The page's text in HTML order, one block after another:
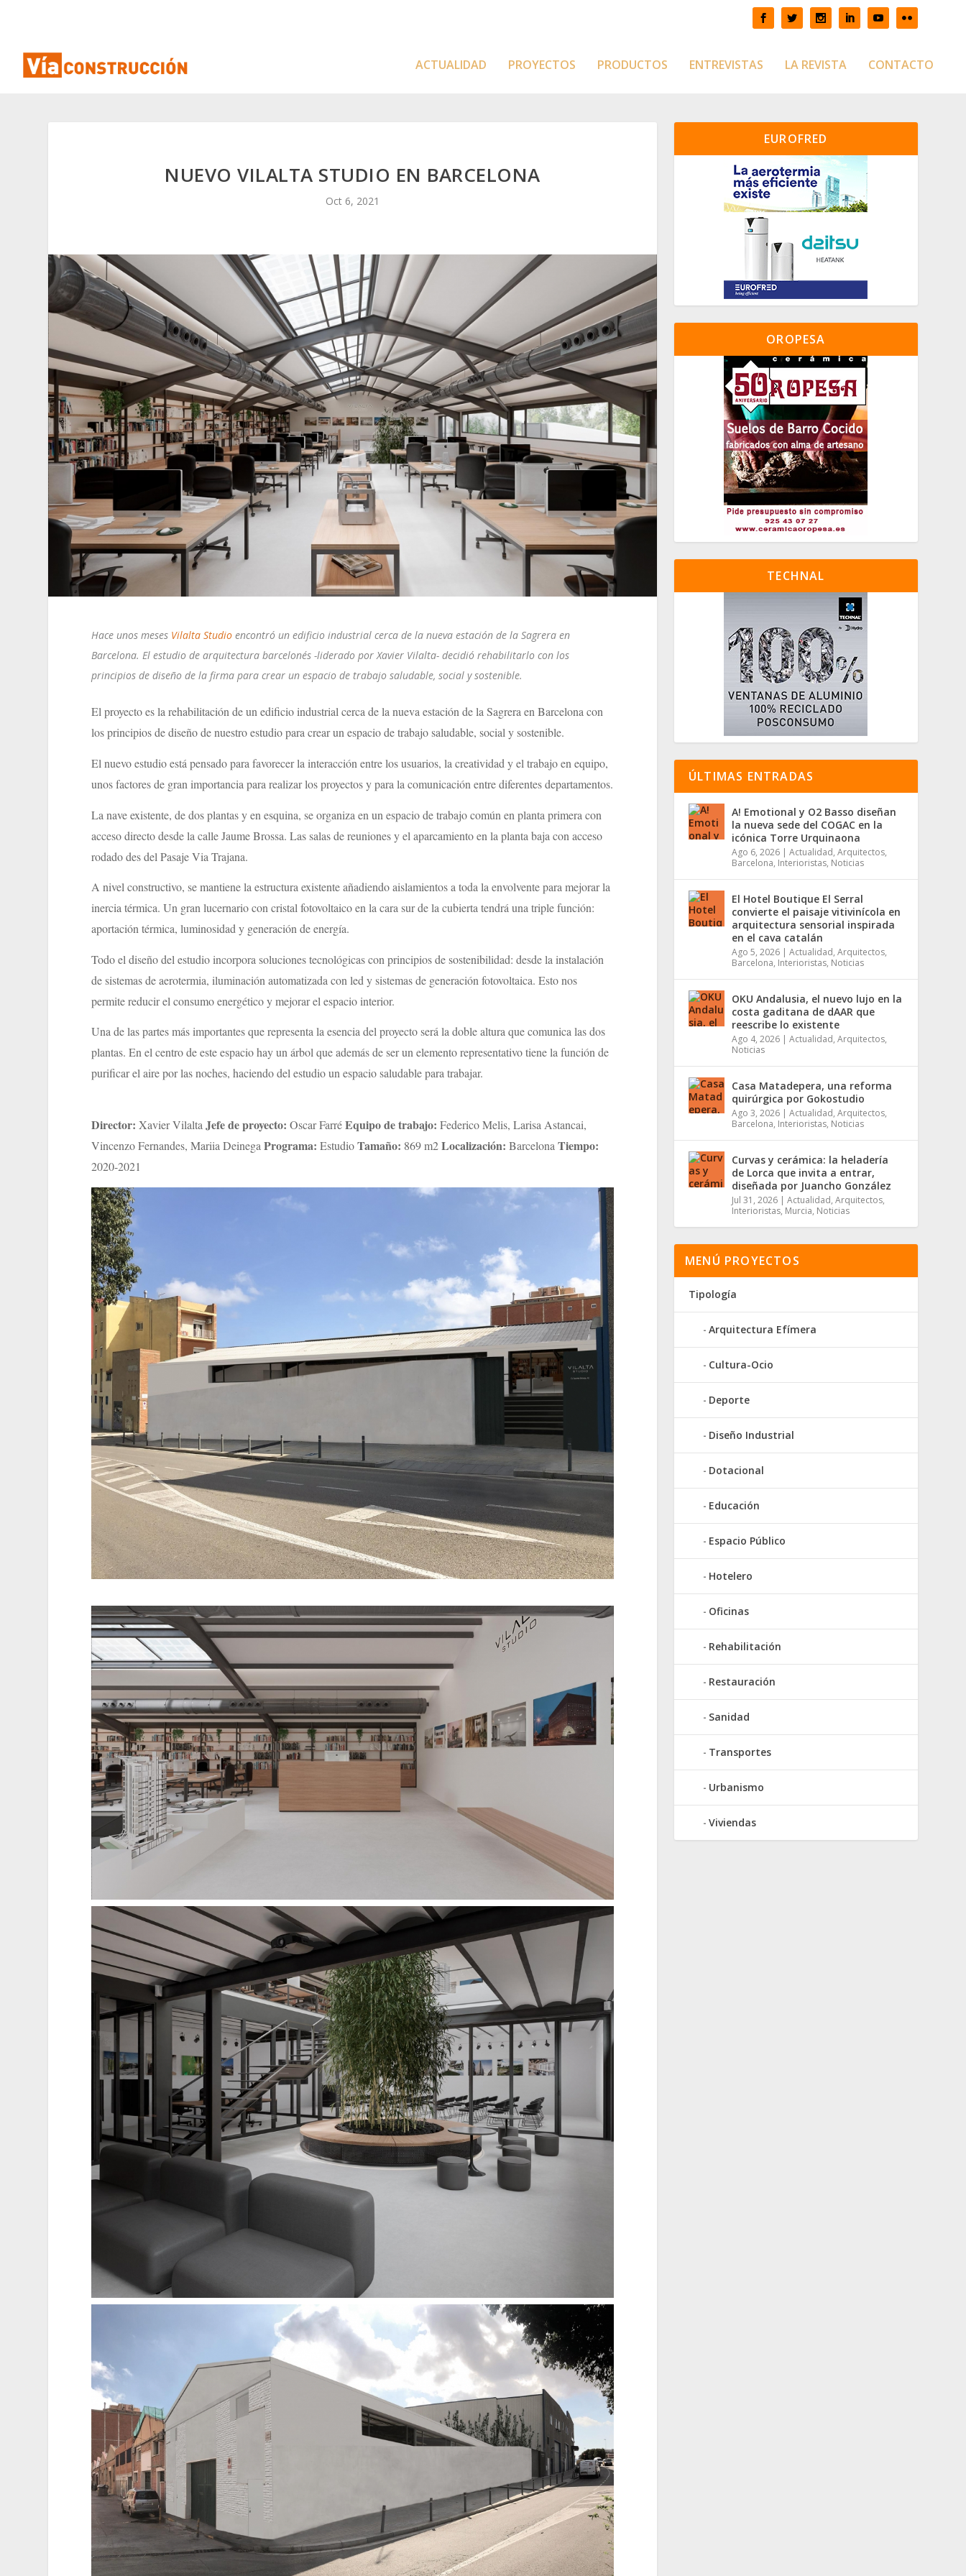
ACTUALIDAD PROYECTOS PRODUCTOS ENTREVISTAS LA REVISTA CONTACTO
NUEVO VILALTA STUDIO EN BARCELONA
Oct 6, 2021
Hace unos meses Vilalta Studio encontró un edificio industrial cerca de la nueva estación de la Sagrera en
Barcelona. El estudio de arquitectura barcelonés -liderado por Xavier Vilalta- decidió rehabilitarlo con los
principios de diseño de la firma para crear un espacio de trabajo saludable, social y sostenible.
El proyecto es la rehabilitación de un edificio industrial cerca de la nueva estación de la Sagrera en Barcelona con
los principios de diseño de nuestro estudio para crear un espacio de trabajo saludable, social y sostenible.
El nuevo estudio está pensado para favorecer la interacción entre los usuarios, la creatividad y el trabajo en equipo,
unos factores de gran importancia para realizar los proyectos y para la comunicación entre diferentes departamentos.
La nave existente, de dos plantas y en esquina, se organiza en un espacio de trabajo común en planta primera con
acceso directo desde la calle Jaume Brossa. Las salas de reuniones y el aparcamiento en la planta baja con acceso
rodado des del Pasaje Via Trajana.
A nivel constructivo, se mantiene la estructura existente añadiendo aislamientos a toda la envolvente para mejorar la
inercia térmica. Un gran lucernario con cristal fotovoltaico en la cara sur de la cubierta tendrá una triple función:
aportación térmica, luminosidad y generación de energía.
Todo el diseño del estudio incorpora soluciones tecnológicas con principios de sostenibilidad: desde la instalación
de sistemas de aerotermia, iluminación automatizada con led y sistemas de generación fotovoltaica. Esto nos
permite reducir el consumo energético y mejorar el espacio interior.
Una de las partes más importantes que representa la esencia del proyecto será la doble altura que comunica las dos
plantas. En el centro de este espacio hay un árbol que además de ser un elemento representativo tiene la función de
purificar el aire por las noches, haciendo del estudio un espacio saludable para trabajar.
Director: Xavier VilaltaJefe de proyecto: Oscar FarréEquipo de trabajo: Federico Melis, Larisa Astancai,
Vincenzo Fernandes, Mariia DeinegaPrograma: EstudioTamaño: 869 m2Localización: BarcelonaTiempo:
2020-2021
EUROFRED
OROPESA
TECHNAL
ÚLTIMAS ENTRADAS
A! Emotional y O2 Basso diseñan
la nueva sede del COGAC en la
icónica Torre Urquinaona
Ago 6, 2026 | Actualidad, Arquitectos,
Barcelona, Interioristas, Noticias
El Hotel Boutique El Serral
convierte el paisaje vitivinícola en
arquitectura sensorial inspirada
en el cava catalán
Ago 5, 2026 | Actualidad, Arquitectos,
Barcelona, Interioristas, Noticias
OKU Andalusia, el nuevo lujo en la
costa gaditana de dAAR que
reescribe lo existente
Ago 4, 2026 | Actualidad, Arquitectos,
Noticias
Casa Matadepera, una reforma
quirúrgica por Gokostudio
Ago 3, 2026 | Actualidad, Arquitectos,
Barcelona, Interioristas, Noticias
Curvas y cerámica: la heladería
de Lorca que invita a entrar,
diseñada por Juancho González
Jul 31, 2026 | Actualidad, Arquitectos,
Interioristas, Murcia, Noticias
MENÚ PROYECTOS
Tipología
Arquitectura Efímera
Cultura-Ocio
Deporte
Diseño Industrial
Dotacional
Educación
Espacio Público
Hotelero
Oficinas
Rehabilitación
Restauración
Sanidad
Transportes
Urbanismo
Viviendas